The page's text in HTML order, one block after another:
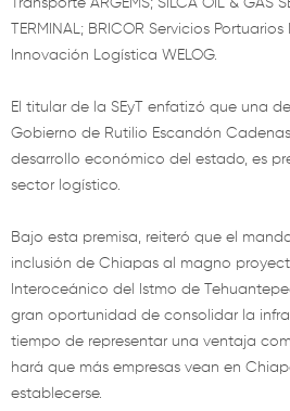
TERMINAL; BRICOR Servicios
Innovación Logística WELOG.
El titular de la SEyT enfatizó que una
Gobierno de Rutilio Escandón
desarrollo económico del estado, es
sector logístico.
Bajo esta premisa, reiteró que el
inclusión de Chiapas al magno
Interoceánico del Istmo de
gran oportunidad de consolidar la
tiempo de representar una ventaja
hará que más empresas vean en
establecerse.